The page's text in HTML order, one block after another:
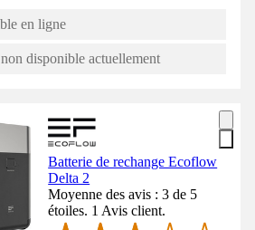
en ligne
disponible actuellement
Batterie de rechange Ecoflow
Delta 2
Moyenne des avis : 3 de 5
étoiles. 1 Avis client.